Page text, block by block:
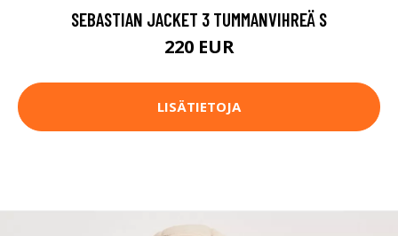
SEBASTIAN JACKET 3 TUMMANVIHREÄ S
220 EUR
LISÄTIETOJA